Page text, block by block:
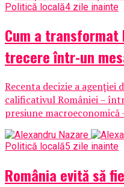
Politică locală4 zile inainte
Cum a transformat
trecere într-un
Recenta decizie a agenției
calificativul României –
presiune macroeconomică
Politică locală5 zile inainte
România evită să